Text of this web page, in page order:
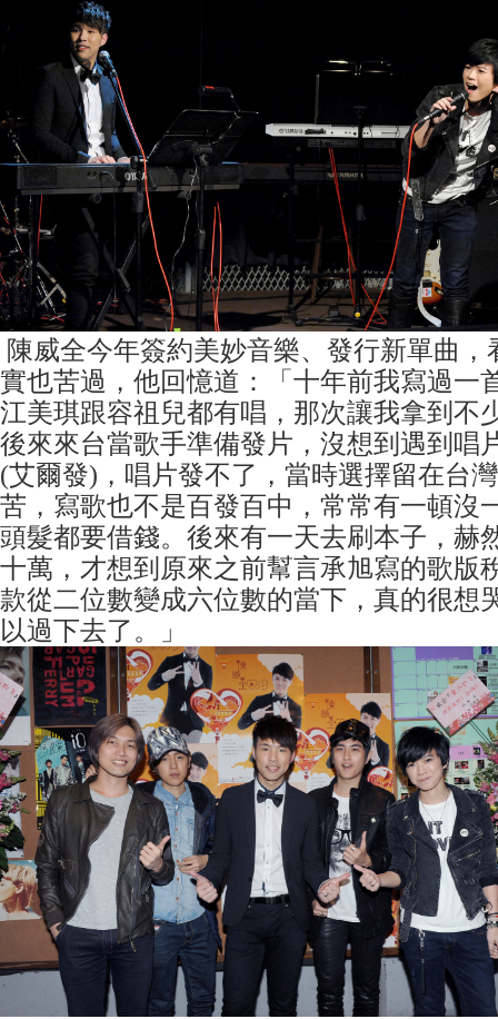
陳威全今年簽約美妙音樂、發行新單曲，
實也苦過，他回憶道：「十年前我寫過一
江美琪跟容祖兒都有唱，那次讓我拿到不
後來來台當歌手準備發片，沒想到遇到唱
(艾爾發)，唱片發不了，當時選擇留在台
苦，寫歌也不是百發百中，常常有一頓沒
頭髮都要借錢。後來有一天去刷本子，赫
十萬，才想到原來之前幫言承旭寫的歌版
款從二位數變成六位數的當下，真的很想
以過下去了。」